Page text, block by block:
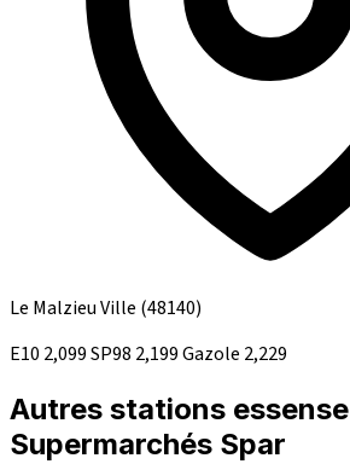
Le Malzieu Ville (48140)
E10 2,099SP98 2,199Gazole 2,229
Autres stations essense
Supermarchés Spar